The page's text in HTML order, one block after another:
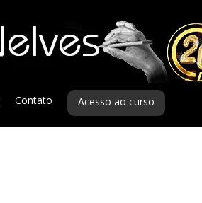
Contato Acesso ao curso